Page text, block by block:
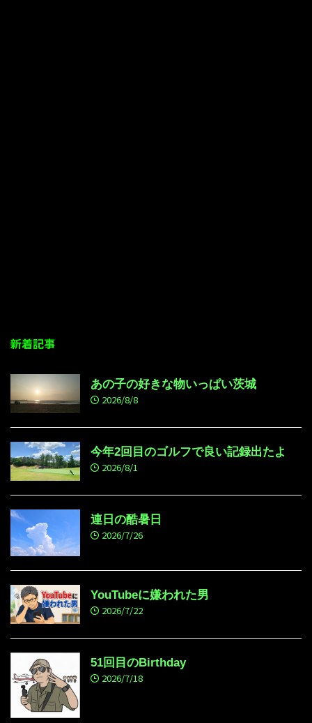
新着記事
あの子の好きな物いっぱい茨城
2026/8/8
今年2回目のゴルフで良い記録出たよ
2026/8/1
連日の酷暑日
2026/7/26
YouTubeに嫌われた男
2026/7/22
51回目のBirthday
2026/7/18